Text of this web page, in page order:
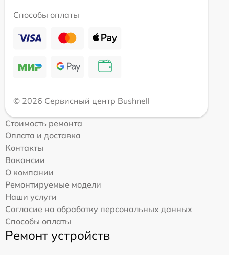
Способы оплаты
© 2026 Сервисный центр Bushnell
Стоимость ремонта
Оплата и доставка
Контакты
Вакансии
О компании
Ремонтируемые модели
Наши услуги
Согласие на обработку персональных данных
Способы оплаты
Ремонт устройств